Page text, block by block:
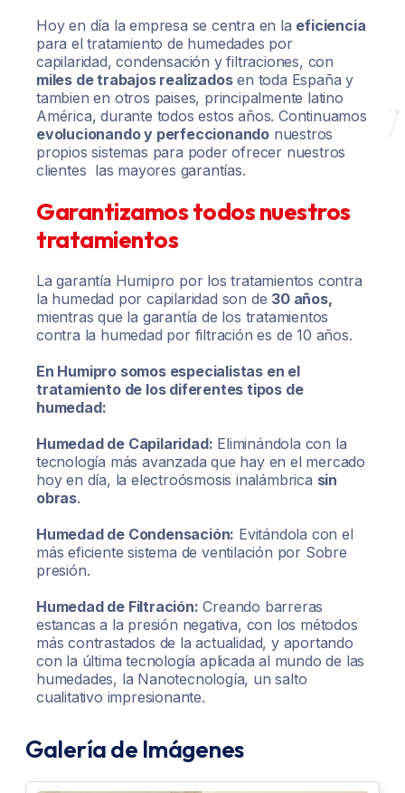
Hoy en día la empresa se centra en la eficiencia
para el tratamiento de humedades por
capilaridad, condensación y filtraciones, con
miles de trabajos realizadosen toda España y
tambien en otros paises, principalmente latino
América, durante todos estos años. Continuamos
evolucionando y perfeccionando nuestros
propios sistemas para poder ofrecer nuestros
clientes las mayores garantías.
Garantizamos todos nuestros
tratamientos
La garantía Humipro por los tratamientos contra
la humedad por capilaridad son de 30 años,
mientras que la garantía de los tratamientos
contra la humedad por filtración es de 10 años.
En Humipro somos especialistas en el
tratamiento de los diferentes tipos de
humedad:
Humedad de Capilaridad: Eliminándola con la
tecnología más avanzada que hay en el mercado
hoy en día, la electroósmosis inalámbrica sin
obras.
Humedad de Condensación: Evitándola con el
más eficiente sistema de ventilación por Sobre
presión.
Humedad de Filtración: Creando barreras
estancas a la presión negativa, con los métodos
más contrastados de la actualidad, y aportando
con la última tecnología aplicada al mundo de las
humedades, la Nanotecnología, un salto
cualitativo impresionante.
Galería de Imágenes